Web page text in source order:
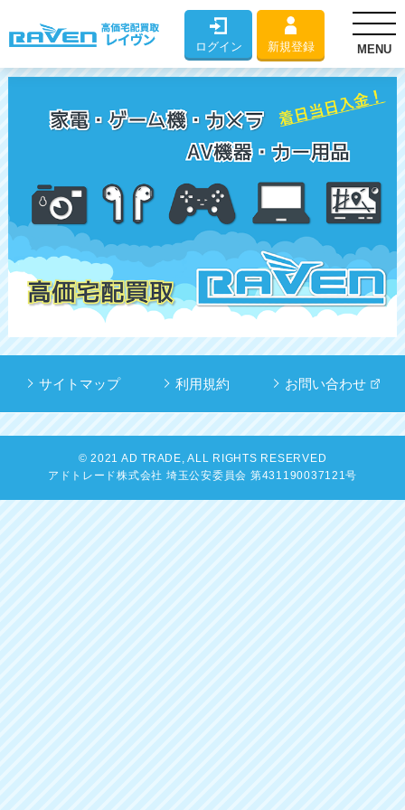
ログイン 新規登録 MENU
サイトマップ 利用規約 お問い合わせ
© 2021 AD TRADE, ALL RIGHTS RESERVED
アドトレード株式会社 埼玉公安委員会 第431190037121号